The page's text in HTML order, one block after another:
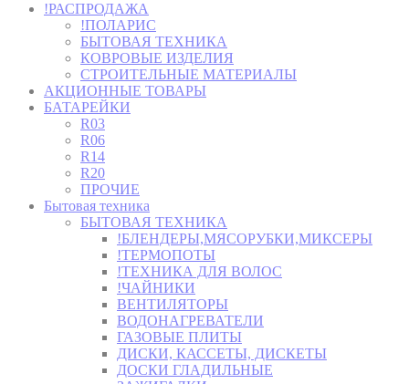
!РАСПРОДАЖА
!ПОЛАРИС
БЫТОВАЯ ТЕХНИКА
КОВРОВЫЕ ИЗДЕЛИЯ
СТРОИТЕЛЬНЫЕ МАТЕРИАЛЫ
АКЦИОННЫЕ ТОВАРЫ
БАТАРЕЙКИ
R03
R06
R14
R20
ПРОЧИЕ
Бытовая техника
БЫТОВАЯ ТЕХНИКА
!БЛЕНДЕРЫ,МЯСОРУБКИ,МИКСЕРЫ
!ТЕРМОПОТЫ
!ТЕХНИКА ДЛЯ ВОЛОС
!ЧАЙНИКИ
ВЕНТИЛЯТОРЫ
ВОДОНАГРЕВАТЕЛИ
ГАЗОВЫЕ ПЛИТЫ
ДИСКИ, КАССЕТЫ, ДИСКЕТЫ
ДОСКИ ГЛАДИЛЬНЫЕ